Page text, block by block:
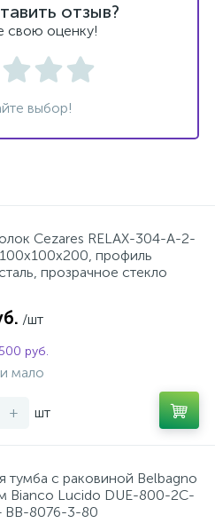
отзыв?
свою оценку!
выбор!
Cezares RELAX-304-A-2-
профиль
прозрачное стекло
/шт
руб.
мало
+ шт
тумба с раковиной Belbagno
Bianco Lucido DUE-800-2C-
BB-8076-3-80